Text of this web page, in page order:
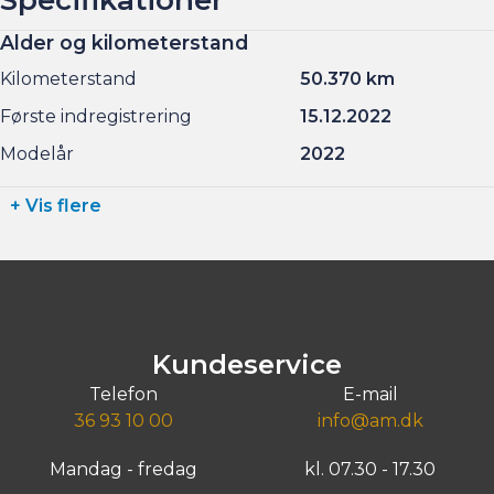
Alder og kilometerstand
Kilometerstand
50.370 km
Første indregistrering
15.12.2022
Modelår
2022
+ Vis flere
Kundeservice
Telefon
36 93 10 00
E-mail
info@am.dk
Mandag - fredag kl. 07.30 - 17.30